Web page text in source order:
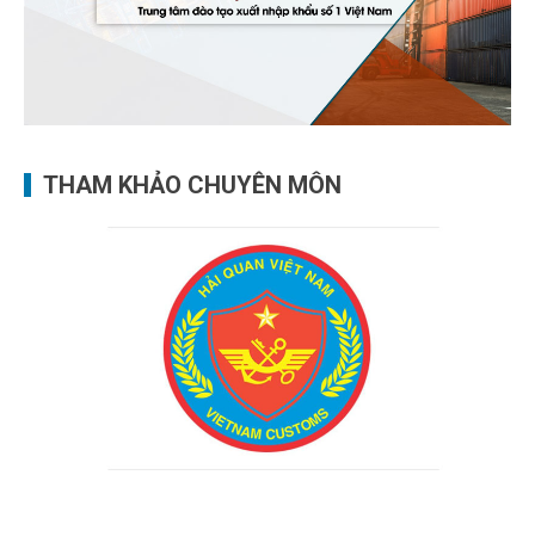
THAM KHẢO CHUYÊN MÔN